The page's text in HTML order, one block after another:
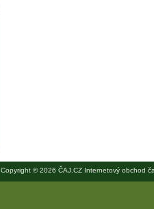
Copyright © 2026 ČAJ.CZ Internetový obchod